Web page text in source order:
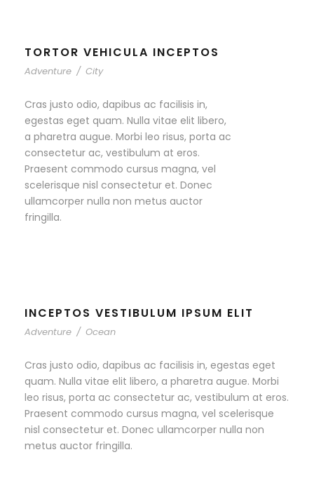
TORTOR VEHICULA INCEPTOS
Adventure / City
Cras justo odio, dapibus ac facilisis in,
egestas eget quam. Nulla vitae elit libero,
a pharetra augue. Morbi leo risus, porta ac
consectetur ac, vestibulum at eros.
Praesent commodo cursus magna, vel
scelerisque nisl consectetur et. Donec
ullamcorper nulla non metus auctor
fringilla.
INCEPTOS VESTIBULUM IPSUM ELIT
Adventure / Ocean
Cras justo odio, dapibus ac facilisis in, egestas eget
quam. Nulla vitae elit libero, a pharetra augue. Morbi
leo risus, porta ac consectetur ac, vestibulum at eros.
Praesent commodo cursus magna, vel scelerisque
nisl consectetur et. Donec ullamcorper nulla non
metus auctor fringilla.